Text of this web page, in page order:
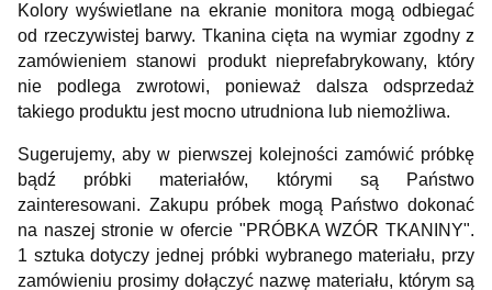
Kolory wyświetlane na ekranie monitora mogą odbiegać
od rzeczywistej barwy. Tkanina cięta na wymiar zgodny z
zamówieniem stanowi produkt nieprefabrykowany, który
nie podlega zwrotowi, ponieważ dalsza odsprzedaż
takiego produktu jest mocno utrudniona lub niemożliwa.
Sugerujemy, aby w pierwszej kolejności zamówić próbkę
bądź próbki materiałów, którymi są Państwo
zainteresowani. Zakupu próbek mogą Państwo dokonać
na naszej stronie w ofercie "PRÓBKA WZÓR TKANINY".
1 sztuka dotyczy jednej próbki wybranego materiału, przy
zamówieniu prosimy dołączyć nazwę materiału, którym są